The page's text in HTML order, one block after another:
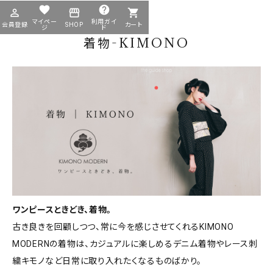
帯
羽織
春 秋
羽織
カジュアル ソシアル
商品タイプ
perm_identity
会員登録
favorite
マイペー
ジ
storefront
SHOP
help
利用ガイ
ド
shopping_cart
カート
login ログイン perm_identity 会員登録
着物
HOME 全商品一覧 着物-KIMONO
着物-KIMONO
ワンピースときどき、着物。
古き良きを回顧しつつ、常に今を感じさせてくれるKIMONO
MODERNの着物は、カジュアルに楽しめるデニム着物やレース刺
繍キモノなど日常に取り入れたくなるものばかり。